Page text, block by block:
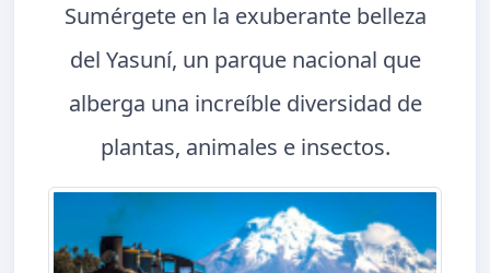
Sumérgete en la exuberante belleza
del Yasuní, un parque nacional que
alberga una increíble diversidad de
plantas, animales e insectos.